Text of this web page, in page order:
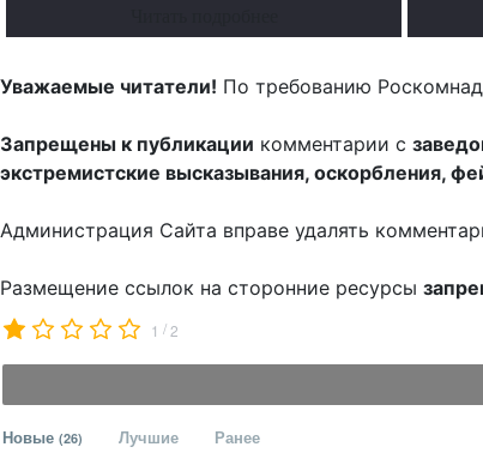
Уважаемые читатели! По требованию
Запрещены к публикации комментарии с
экстремистские высказывания, оскорбления,
Администрация Сайта вправе удалять
Размещение ссылок на сторонние ресурсы
1 /2
Новые (26) Лучшие Ранее